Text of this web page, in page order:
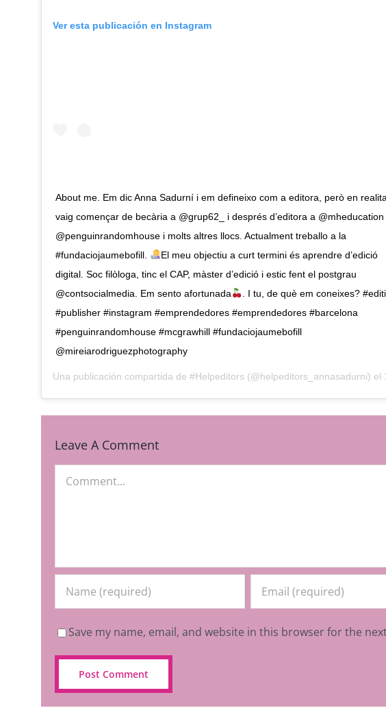
Ver esta publicación en Instagram
About me. Em dic Anna Sadurní i em defineixo com a editora, però en
vaig començar de becària a @grup62_ i després d’editora a @mheducation
@penguinrandomhouse i molts altres llocs. Actualment treballo a la
#fundaciojaumebofill.
El meu objectiu a curt termini és aprendre d’edició
digital. Soc filòloga, tinc el CAP, màster d’edició i estic fent el postgrau
@contsocialmedia. Em sento afortunada
. I tu, de què em coneixes?
#publisher #instagram #emprendedores #emprendedores #barcelona
#penguinrandomhouse #mcgrawhill #fundaciojaumebofill
@mireiarodriguezphotography
Una publicación compartida de #Helpeditors (@helpeditors_annasadurni) el 18 Mar,
Leave A Comment
Comment
Save my name, email, and website in this browser for the